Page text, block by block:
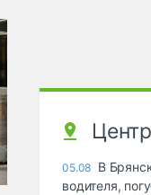
Центр
05.08 В
водителя,